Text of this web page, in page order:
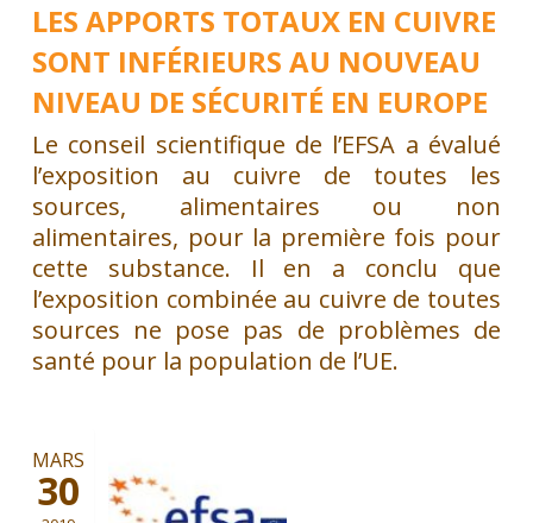
LES APPORTS TOTAUX EN CUIVRE
SONT INFÉRIEURS AU NOUVEAU
NIVEAU DE SÉCURITÉ EN EUROPE
Le conseil scientifique de l’EFSA a évalué
l’exposition au cuivre de toutes les
sources, alimentaires ou non
alimentaires, pour la première fois pour
cette substance. Il en a conclu que
l’exposition combinée au cuivre de toutes
sources ne pose pas de problèmes de
santé pour la population de l’UE.
MARS
30